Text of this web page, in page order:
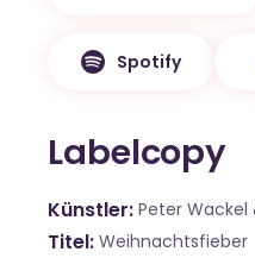
Spotify
Labelcopy
Künstler Peter Wackel
Titel Weihnachtsfieber